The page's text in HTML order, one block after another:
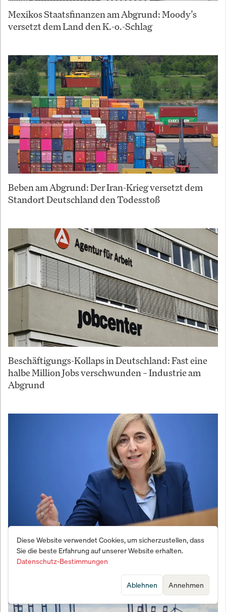
Mexikos Staatsfinanzen am Abgrund: Moody’s
versetzt dem Land den K.-o.-Schlag
Beben am Abgrund: Der Iran-Krieg versetzt dem
Standort Deutschland den Todesstoß
Beschäftigungs-Kollaps in Deutschland: Fast eine
halbe Million Jobs verschwunden – Industrie am
Abgrund
Warkens Mogelpackung: Reform deckt
Milliardenloch nur bis 2028
Diese Website verwendet Cookies, um sicherzustellen, dass
Sie die beste Erfahrung auf unserer Website erhalten.
Datenschutz-Bestimmungen
Annehmen
Ablehnen